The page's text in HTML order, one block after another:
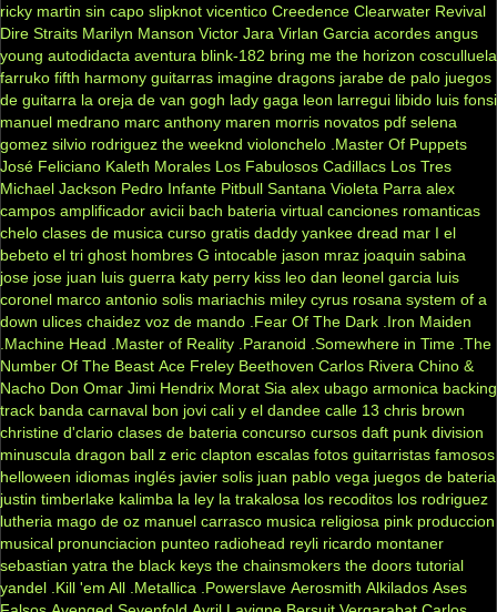
ricky martin sin capo slipknot vicentico Creedence Clearwater Revival
Dire Straits Marilyn Manson Victor Jara Virlan Garcia acordes angus
young autodidacta aventura blink-182 bring me the horizon cosculluela
farruko fifth harmony guitarras imagine dragons jarabe de palo juegos
de guitarra la oreja de van gogh lady gaga leon larregui libido luis fonsi
manuel medrano marc anthony maren morris novatos pdf selena
gomez silvio rodriguez the weeknd violonchelo .Master Of Puppets
José Feliciano Kaleth Morales Los Fabulosos Cadillacs Los Tres
Michael Jackson Pedro Infante Pitbull Santana Violeta Parra alex
campos amplificador avicii bach bateria virtual canciones romanticas
chelo clases de musica curso gratis daddy yankee dread mar I el
bebeto el tri ghost hombres G intocable jason mraz joaquin sabina
jose jose juan luis guerra katy perry kiss leo dan leonel garcia luis
coronel marco antonio solis mariachis miley cyrus rosana system of a
down ulices chaidez voz de mando .Fear Of The Dark .Iron Maiden
.Machine Head
.Master of Reality .Paranoid .Somewhere in Time .The
Number Of The Beast Ace Freley Beethoven Carlos Rivera Chino &
Nacho Don Omar Jimi Hendrix Morat Sia alex ubago armonica backing
track banda carnaval bon jovi cali y el dandee calle 13 chris brown
christine d'clario clases de bateria concurso cursos daft punk division
minuscula dragon ball z eric clapton escalas fotos guitarristas famosos
helloween idiomas inglés javier solis juan pablo vega juegos de bateria
justin timberlake kalimba la ley la trakalosa los recoditos los rodriguez
lutheria mago de oz manuel carrasco musica religiosa pink produccion
musical pronunciacion punteo radiohead reyli ricardo montaner
sebastian yatra the black keys the chainsmokers the doors tutorial
yandel .Kill 'em All .Metallica .Powerslave Aerosmith Alkilados Ases